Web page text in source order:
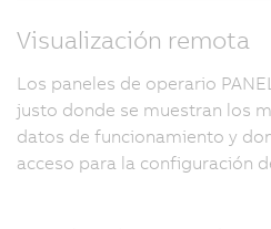
Visualización remota
Los paneles de operario
justo donde se muestran los
datos de funcionamiento y
acceso para la configuración